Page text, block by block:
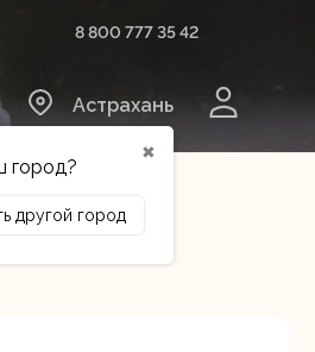
8 800 777 35 42
Астрахань
✖
город?
другой город